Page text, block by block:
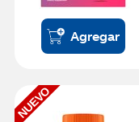
Agregar
NUEVO